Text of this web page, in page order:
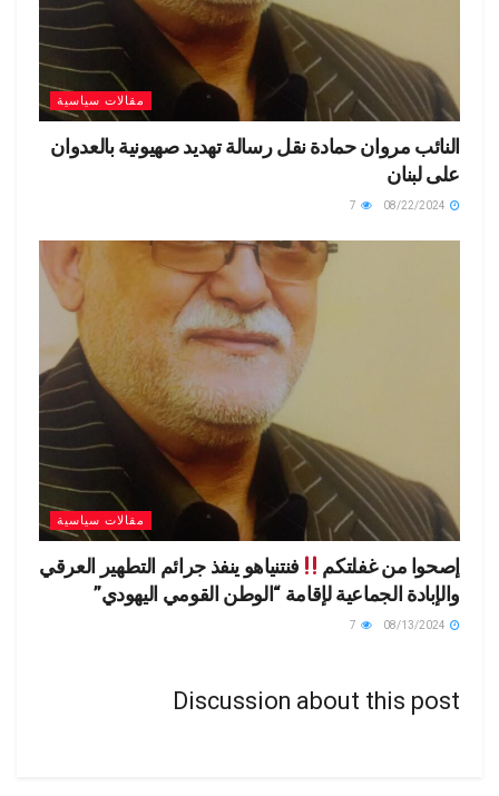
مقالات سياسية
النائب مروان حمادة نقل رسالة تهديد صهيونية بالعدوان
على لبنان
مقالات سياسية
إصحوا من غفلتكم
فنتنياهو ينفذ جرائم التطهير العرقي
والإبادة الجماعية لإقامة “الوطن القومي اليهودي”
Discussion about this post